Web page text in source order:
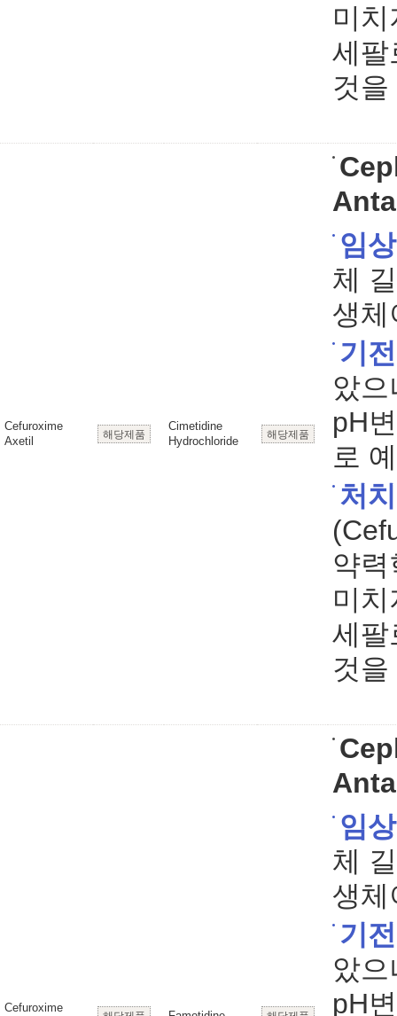
미
세팔
것
Cefuroxime
Axetil
해당제품
Cimetidine
Hydrochloride
해당제품
임
체
생체
기전
았으
pH
로
처치
약
미
세팔
것
Cefuroxime
임
체
생체
기전
았으
pH